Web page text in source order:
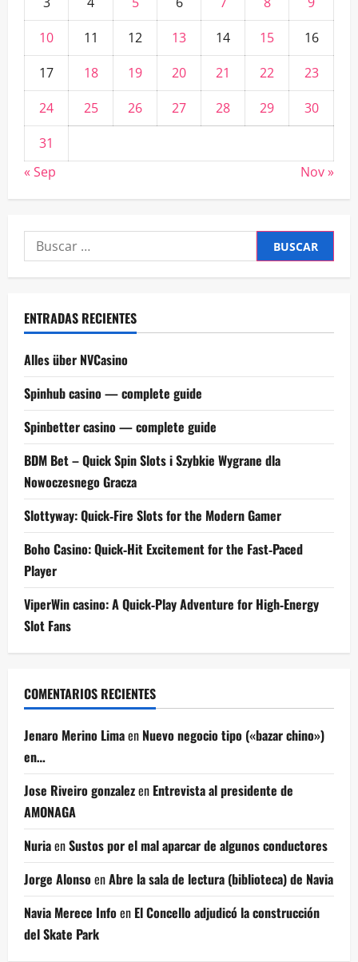
10
11 12 13 14 15
16
17
18 19 20 21 22
23
24
25 26 27 28 29
30
31
« Sep
Nov »
Buscar:
ENTRADAS RECIENTES
Alles über NVCasino
Spinhub casino — complete guide
Spinbetter casino — complete guide
BDM Bet – Quick Spin Slots i Szybkie Wygrane dla
Nowoczesnego Gracza
Slottyway: Quick‑Fire Slots for the Modern Gamer
Boho Casino: Quick‑Hit Excitement for the Fast‑Paced
Player
ViperWin casino: A Quick‑Play Adventure for High‑Energy
Slot Fans
COMENTARIOS RECIENTES
Jenaro Merino Limaen Nuevo negocio tipo («bazar chino»)
en…
Jose Riveiro gonzalezen Entrevista al presidente de
AMONAGA
NuriaenSustos por el mal aparcar de algunos conductores
Jorge AlonsoenAbre la sala de lectura (biblioteca) de Navia
Navia Merece Infoen El Concello adjudicó la construcción
del Skate Park